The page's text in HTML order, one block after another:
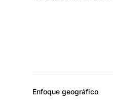
Enfoque geográfico